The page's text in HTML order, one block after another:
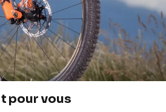
pour vous